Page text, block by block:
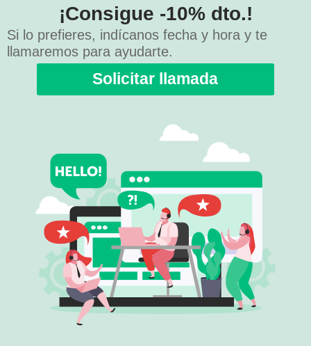
¡Consigue -10% dto.!
Si lo prefieres, indícanos fecha y hora y te
llamaremos para ayudarte.
Solicitar llamada